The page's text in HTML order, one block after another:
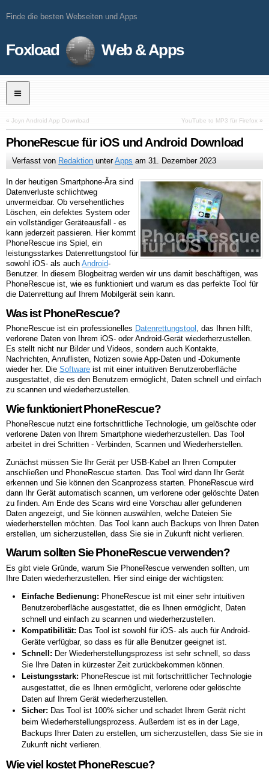
Finde die besten Webseiten und Apps
Foxload Web & Apps
« Joyn Android App Download YouTube to MP3 für Firefox »
PhoneRescue für iOS und Android Download
Verfasst von Redaktion unterApps am31. Dezember 2023
In der heutigen Smartphone-Ära sind
Datenverluste schlichtweg
unvermeidbar. Ob versehentliches
Löschen, ein defektes System oder
ein vollständiger Geräteausfall - es
kann jederzeit passieren. Hier kommt
PhoneRescue ins Spiel, ein
leistungsstarkes Datenrettungstool für
sowohl iOS- als auch Android-
Benutzer. In diesem Blogbeitrag werden wir uns damit beschäftigen, was
PhoneRescue ist, wie es funktioniert und warum es das perfekte Tool für
die Datenrettung auf Ihrem Mobilgerät sein kann.
Was ist PhoneRescue?
PhoneRescue ist ein professionelles Datenrettungstool
, das Ihnen hilft,
verlorene Daten von Ihrem iOS- oder Android-Gerät wiederherzustellen.
Es stellt nicht nur Bilder und Videos, sondern auch Kontakte,
Nachrichten, Anruflisten, Notizen sowie App-Daten und -Dokumente
wieder her. Die Software ist mit einer intuitiven Benutzeroberfläche
ausgestattet, die es den Benutzern ermöglicht, Daten schnell und einfach
zu scannen und wiederherzustellen.
Wie funktioniert PhoneRescue?
PhoneRescue nutzt eine fortschrittliche Technologie, um gelöschte oder
verlorene Daten von Ihrem Smartphone wiederherzustellen. Das Tool
arbeitet in drei Schritten - Verbinden, Scannen und Wiederherstellen.
Zunächst müssen Sie Ihr Gerät per USB-Kabel an Ihren Computer
anschließen und PhoneRescue starten. Das Tool wird dann Ihr Gerät
erkennen und Sie können den Scanprozess starten. PhoneRescue wird
dann Ihr Gerät automatisch scannen, um verlorene oder gelöschte Daten
zu finden. Am Ende des Scans wird eine Vorschau aller gefundenen
Daten angezeigt, und Sie können auswählen, welche Dateien Sie
wiederherstellen möchten. Das Tool kann auch Backups von Ihren Daten
erstellen, um sicherzustellen, dass Sie sie in Zukunft nicht verlieren.
Warum sollten Sie PhoneRescue verwenden?
Es gibt viele Gründe, warum Sie PhoneRescue verwenden sollten, um
Ihre Daten wiederherzustellen. Hier sind einige der wichtigsten:
Einfache Bedienung: PhoneRescue ist mit einer sehr intuitiven
Benutzeroberfläche ausgestattet, die es Ihnen ermöglicht, Daten
schnell und einfach zu scannen und wiederherzustellen.
Kompatibilität: Das Tool ist sowohl für iOS- als auch für Android-
Geräte verfügbar, so dass es für alle Benutzer geeignet ist.
Schnell: Der Wiederherstellungsprozess ist sehr schnell, so dass
Sie Ihre Daten in kürzester Zeit zurückbekommen können.
Leistungsstark: PhoneRescue ist mit fortschrittlicher Technologie
ausgestattet, die es Ihnen ermöglicht, verlorene oder gelöschte
Daten auf Ihrem Gerät wiederherzustellen.
Sicher: Das Tool ist 100% sicher und schadet Ihrem Gerät nicht
beim Wiederherstellungsprozess. Außerdem ist es in der Lage,
Backups Ihrer Daten zu erstellen, um sicherzustellen, dass Sie sie in
Zukunft nicht verlieren.
Wie viel kostet PhoneRescue?